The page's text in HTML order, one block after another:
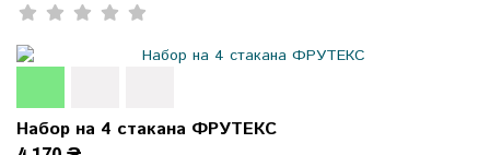
Набор на 4 стакана ФРУТЕКС